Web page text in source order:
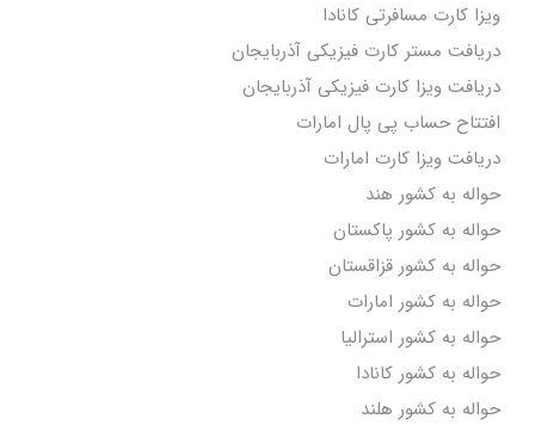
ویزا کارت مسافرتی کانادا
دریافت مستر کارت فیزیکی آذربایجان
دریافت ویزا کارت فیزیکی آذربایجان
افتتاح حساب پی پال امارات
دریافت ویزا کارت امارات
حواله به کشور هند
حواله به کشور پاکستان
حواله به کشور قزاقستان
حواله به کشور امارات
حواله به کشور استرالیا
حواله به کشور کانادا
حواله به کشور هلند